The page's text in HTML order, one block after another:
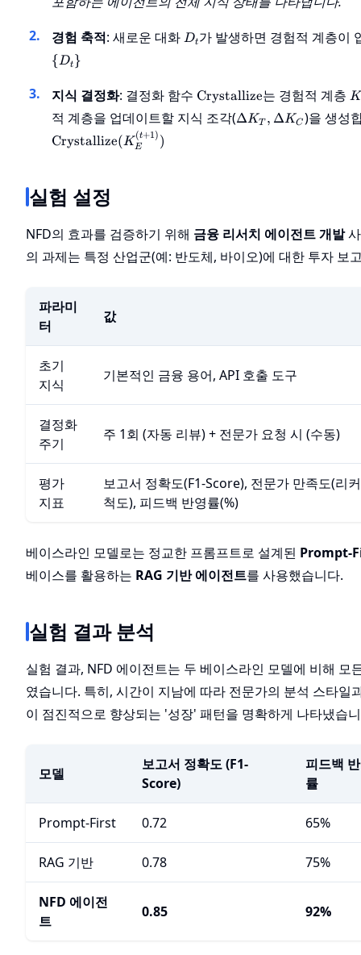
K_T^{(t)},
경험 축적: 새로운 대화 D_t
Dt가 발생하면 경험적 계층이
{Dt }
지식 결정화: 결정화 함수 \text{Crystallize}
Crystallize는 경험적 계층 K
적 계층을 업데이트할 지식 조각(\Delta
ΔKT , ΔKC)을 생성
Crystallize(KE
(t+1) )
실험 설정
NFD의 효과를 검증하기 위해 금융 리서치 에이전트 개발사
의 과제는 특정 산업군(예: 반도체, 바이오)에 대한 투자 보
파라미
터
값
초기
지식
기본적인 금융 용어, API 호출 도구
결정화
주기
주 1회 (자동 리뷰) + 전문가 요청 시 (수동)
평가
지표
보고서 정확도(F1-Score), 전문가 만족도(리
척도), 피드백 반영률(%)
베이스라인 모델로는 정교한 프롬프트로 설계된 Prompt-
베이스를 활용하는 RAG 기반 에이전트를 사용했습니다.
실험 결과 분석
실험 결과, NFD 에이전트는 두 베이스라인 모델에 비해 모
였습니다. 특히, 시간이 지남에 따라 전문가의 분석 스타일
이 점진적으로 향상되는 '성장' 패턴을 명확하게 나타냈습
모델
보고서 정확도 (F1-
Score)
피드백
률
Prompt-First 0.72 65%
RAG 기반 0.78 75%
NFD 에이전
트
0.85 92%